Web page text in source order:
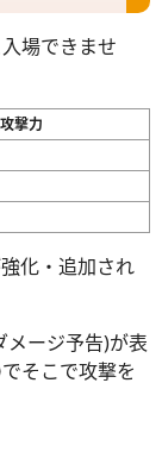
場できませ
撃力
化・追加され
メージ予告)が表
そこで攻撃を